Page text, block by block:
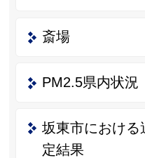
斎場
PM2.5県内状況
坂東市における
定結果